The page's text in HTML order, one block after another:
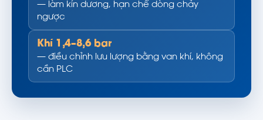
— làm kín dương, hạn chế dòng chảy
ngược
Khí 1,4–8,6 bar
— điều chỉnh lưu lượng bằng van khí, không
cần PLC